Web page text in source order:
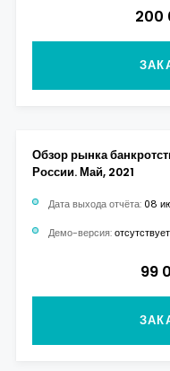
200
Обзор рынка
России. Май, 2021
Дата выхода отчёта: 08
Демо-версия: отсутствует
99